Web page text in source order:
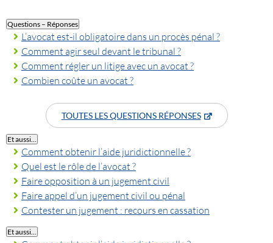
Questions – Réponses
L’avocat est-il obligatoire dans un procès pénal ?
Comment agir seul devant le tribunal ?
Comment régler un litige avec un avocat ?
Combien coûte un avocat ?
TOUTES LES QUESTIONS RÉPONSES
Et aussi…
Comment obtenir l’aide juridictionnelle ?
Quel est le rôle de l’avocat ?
Faire opposition à un jugement civil
Faire appel d’un jugement civil ou pénal
Contester un jugement : recours en cassation
Et aussi…